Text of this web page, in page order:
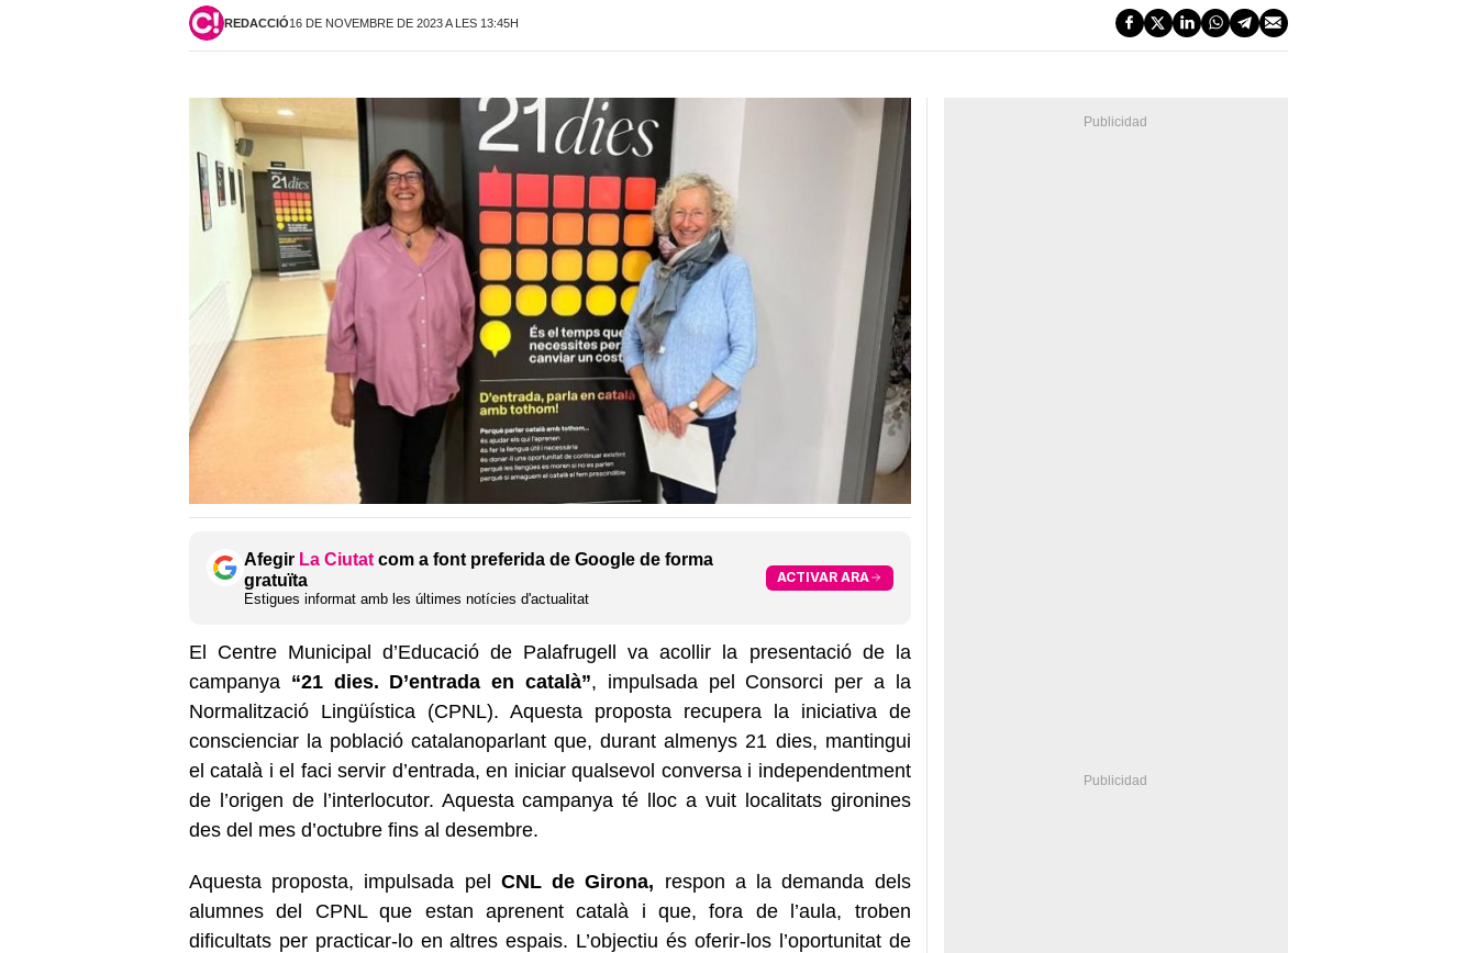
REDACCIÓ16 DE NOVEMBRE DE 2023 A LES 13:45H
Afegir La Ciutat com a font preferida de Google de forma
gratuïta
Estigues informat amb les últimes notícies d'actualitat
ACTIVAR ARA
El Centre Municipal d’Educació de Palafrugell va acollir la presentació de la
campanya “21 dies. D’entrada en català”, impulsada pel Consorci per a la
Normalització Lingüística (CPNL). Aquesta proposta recupera la iniciativa de
conscienciar la població catalanoparlant que, durant almenys 21 dies, mantingui
el català i el faci servir d’entrada, en iniciar qualsevol conversa i independentment
de l’origen de l’interlocutor. Aquesta campanya té lloc a vuit localitats gironines
des del mes d’octubre fins al desembre.
Aquesta proposta, impulsada pel CNL de Girona, respon a la demanda dels
alumnes del CPNL que estan aprenent català i que, fora de l’aula, troben
dificultats per practicar-lo en altres espais. L’objectiu és oferir-los l’oportunitat de